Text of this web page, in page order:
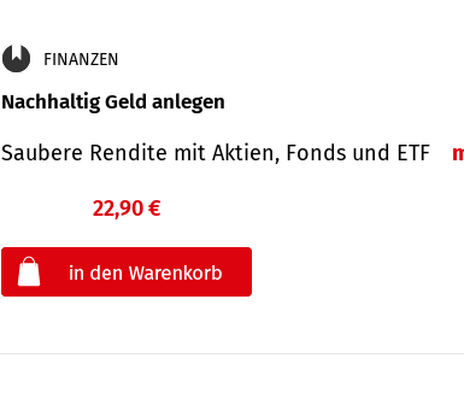
FINANZEN
Nachhaltig Geld anlegen
Saubere Rendite mit Aktien, Fonds und ETF
22,90 €